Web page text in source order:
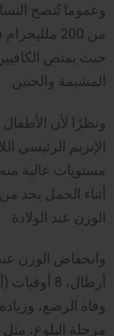
وعموما تُنصح
حيث يمتص
المشيمة والجنين.
ونظرًا لأن الأطفال
الإنزيم الرئيسي
مستويات عالية
أثناء الحمل يحد
الوزن عند الولادة.
وفاة الرضع،
مرحلة البلوغ، مثل داء